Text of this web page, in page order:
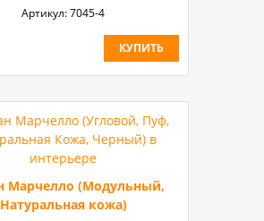
Артикул:7045-4
КУПИТЬ
Марчелло (Модульный,
Натуральная кожа)